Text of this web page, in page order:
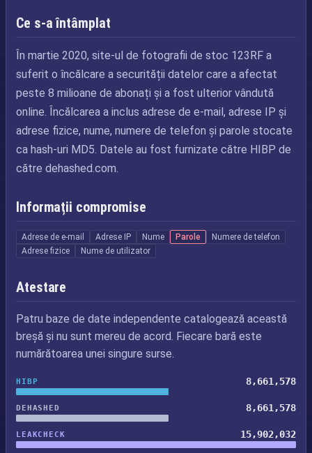
Ce s-a întâmplat
În martie 2020, site-ul de fotografii de stoc 123RF a
suferit o încălcare a securității datelor care a afectat
peste 8 milioane de abonați și a fost ulterior vândută
online. Încălcarea a inclus adrese de e-mail, adrese IP și
adrese fizice, nume, numere de telefon și parole stocate
ca hash-uri MD5. Datele au fost furnizate către HIBP de
către dehashed.com.
Informații compromise
Adrese de e-mail Adrese IP Nume Parole
Numere de telefon
Adrese fizice
Nume de utilizator
Atestare
Patru baze de date independente catalogează această
breșă și nu sunt mereu de acord. Fiecare bară este
numărătoarea unei singure surse.
HIBP 8,661,578
DEHASHED 8,661,578
LEAKCHECK 15,902,032